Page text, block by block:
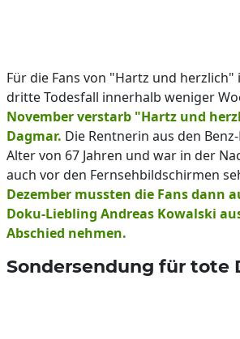
Für die Fans von "Hartz und
dritte Todesfall innerhalb weniger
November verstarb "Hartz und
Dagmar. Die Rentnerin aus den
Alter von 67 Jahren und war in der
auch vor den Fernsehbildschirmen
Dezember mussten die Fans dann
Doku-Liebling Andreas Kowalski
Abschied nehmen.
Sondersendung für tote